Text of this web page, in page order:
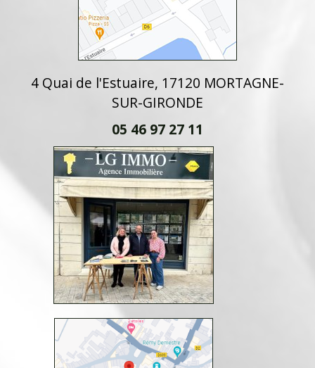
4 Quai de l'Estuaire, 17120 MORTAGNE-
SUR-GIRONDE
05 46 97 27 11